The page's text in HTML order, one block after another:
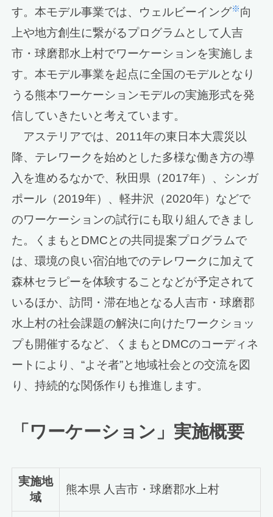
す。本モデル事業では、ウェルビーイング※向
上や地方創生に繋がるプログラムとして人吉
市・球磨郡水上村でワーケーションを実施しま
す。本モデル事業を起点に全国のモデルとなり
うる熊本ワーケーションモデルの実施形式を発
信していきたいと考えています。
アステリアでは、2011年の東日本大震災以
降、テレワークを始めとした多様な働き方の導
入を進めるなかで、秋田県（2017年）、シンガ
ポール（2019年）、軽井沢（2020年）などで
のワーケーションの試行にも取り組んできまし
た。くまもとDMCとの共同提案プログラムで
は、環境の良い宿泊地でのテレワークに加えて
森林セラピーを体験することなどが予定されて
いるほか、訪問・滞在地となる人吉市・球磨郡
水上村の社会課題の解決に向けたワークショッ
プも開催するなど、くまもとDMCのコーディネ
ートにより、“よそ者”と地域社会との交流を図
り、持続的な関係作りも推進します。
「ワーケーション」実施概要
実施地
域
熊本県 人吉市・球磨郡水上村